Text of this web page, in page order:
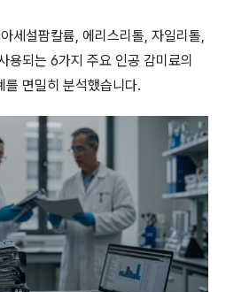
세설팜칼륨, 에리스리톨, 자일리톨,
용되는 6가지 주요 인공 감미료의
면밀히 분석했습니다.